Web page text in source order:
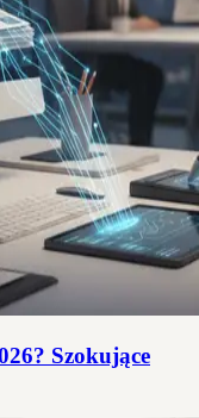
Szokujące